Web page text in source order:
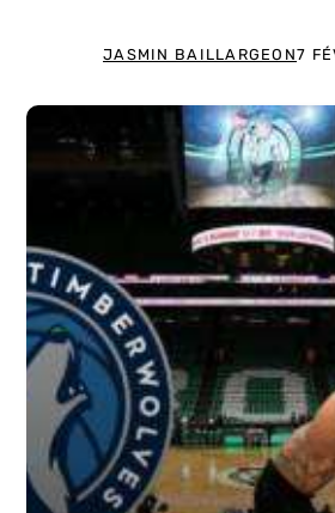
JASMIN BAILLARGEON7